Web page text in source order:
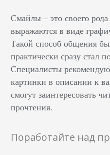
Смайлы – это своего
выражаются в виде
Такой способ общения
практически сразу стал
Специалисты
картинки в описании к
смогут заинтересовать
прочтения.
Поработайте над